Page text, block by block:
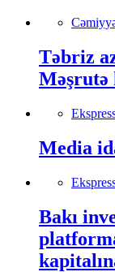
Təbriz
Məşrutə
Media
Bakı